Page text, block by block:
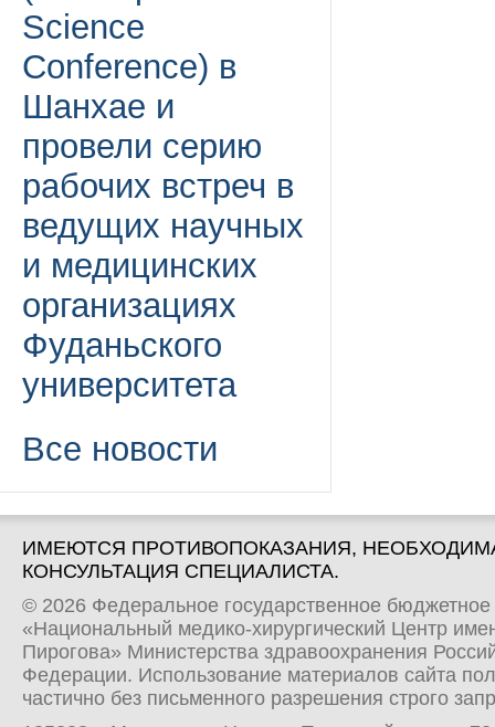
Science
Conference) в
Шанхае и
провели серию
рабочих встреч в
ведущих научных
и медицинских
организациях
Фуданьского
университета
Все новости
ИМЕЮТСЯ ПРОТИВОПОКАЗАНИЯ,
КОНСУЛЬТАЦИЯ СПЕЦИАЛИСТА.
© 2026 Федеральное государственное
«Национальный медико-хирургический Центр
Пирогова» Министерства здравоохранения
Федерации. Использование материалов сайта
частично без письменного разрешения строго